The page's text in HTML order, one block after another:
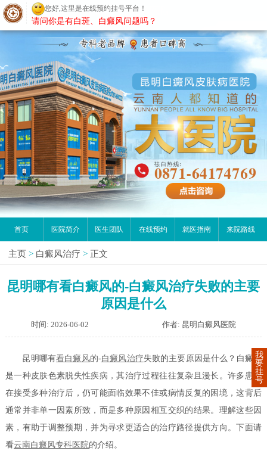
昆明白癜风医院
首页 医院简介 医生团队 在线预约 就医指南 来院路线
主页 > 白癜风治疗 > 正文
昆明哪有看白癜风的-白癜风治疗失败的主要
原因是什么
时间: 2026-06-02 作者: 昆明白癜风医院
昆明哪有看白癜风的-白癜风治疗失败的主要原因是什么？白癜风
是一种皮肤色素脱失性疾病，其治疗过程往往复杂且漫长。许多患者
在接受多种治疗后，仍可能面临效果不佳或病情反复的困境，这背后
通常并非单一因素所致，而是多种原因相互交织的结果。理解这些因
素，有助于调整预期，并为寻求更适合的治疗路径提供方向。下面请
看云南白癜风专科医院的介绍。
我
要
挂
号
您好,这里是在线预约挂号平台！
请问你是有白斑、白癜风问题吗？